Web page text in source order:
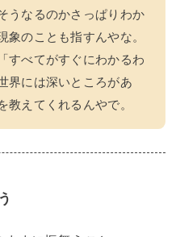
うなるのかさっぱりわか
象のことも指すんやな。
すべてがすぐにわかるわ
界には深いところがあ
教えてくれるんやで。